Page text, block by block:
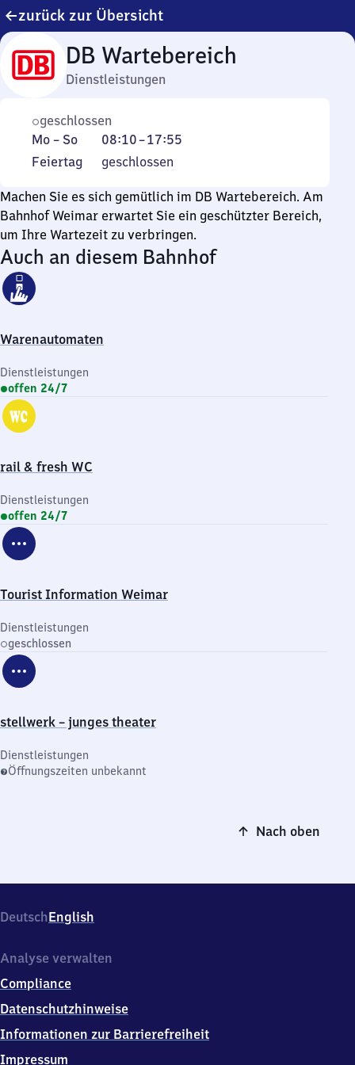
zurück zur Übersicht
DB Wartebereich
Dienstleistungen
geschlossen
Montag
bis
Mo – So 08:10–17:55
Von
8
10
bis
17
Uhr
Feiertag
Feiertag geschlossen
Machen Sie es sich gemütlich im DB Wartebereich. Am
Bahnhof Weimar erwartet Sie ein geschützter Bereich,
um Ihre Wartezeit zu verbringen.
Auch an diesem Bahnhof
Warenautomaten
Dienstleistungen
offen 24/7
rail & fresh WC
Dienstleistungen
offen 24/7
Tourist Information Weimar
Dienstleistungen
geschlossen
stellwerk – junges theater
Dienstleistungen
Öffnungszeiten unbekannt
Nach oben
DeutschEnglish
Analyse verwalten
Compliance
Datenschutzhinweise
Informationen zur Barrierefreiheit
Impressum